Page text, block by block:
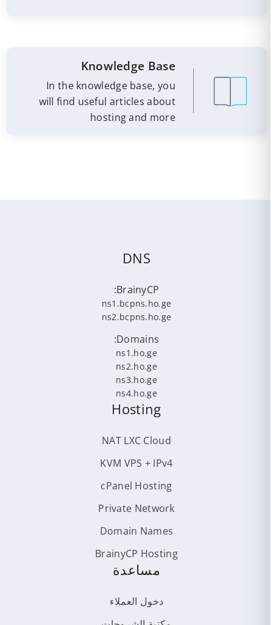
Knowledge Base
In the knowledge base, you
will find useful articles about
hosting and more
DNS
BrainyCP:
ns1.bcpns.ho.ge
ns2.bcpns.ho.ge
Domains:
ns1.ho.ge
ns2.ho.ge
ns3.ho.ge
ns4.ho.ge
Hosting
NAT LXC Cloud
KVM VPS + IPv4
cPanel Hosting
Private Network
Domain Names
BrainyCP Hosting
مساعدة
دخول العملاء